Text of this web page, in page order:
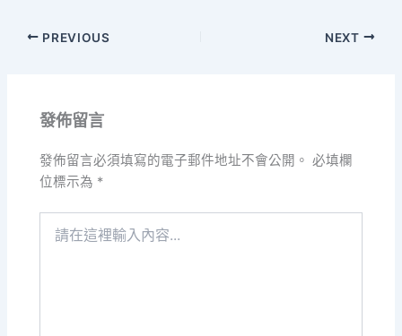
PREVIOUS NEXT
發佈留言
發佈留言必須填寫的電子郵件地址不會公開。 必填欄
位標示為 *